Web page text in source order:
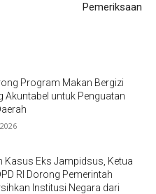
Pemeriksaan
Program Makan Bergizi
Akuntabel untuk Penguatan
Kasus Eks Jampidsus, Ketua
RI Dorong Pemerintah
Institusi Negara dari